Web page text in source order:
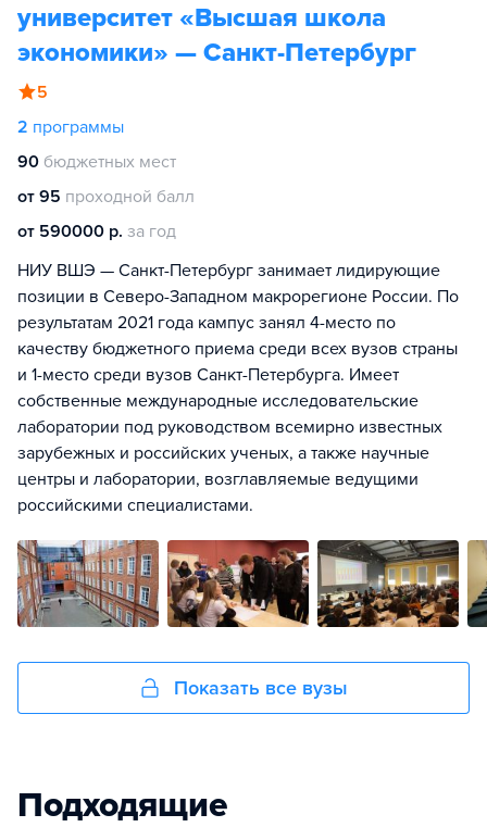
университет «Высшая школа
экономики» — Санкт-Петербург
5
2 программы
90 бюджетных мест
от 95 проходной балл
от 590000 р. за год
НИУ ВШЭ — Санкт-Петербург занимает лидирующие
позиции в Северо-Западном макрорегионе России. По
результатам 2021 года кампус занял 4-место по
качеству бюджетного приема среди всех вузов страны
и 1-место среди вузов Санкт-Петербурга. Имеет
собственные международные исследовательские
лаборатории под руководством всемирно известных
зарубежных и российских ученых, а также научные
центры и лаборатории, возглавляемые ведущими
российскими специалистами.
Показать все вузы
Подходящие